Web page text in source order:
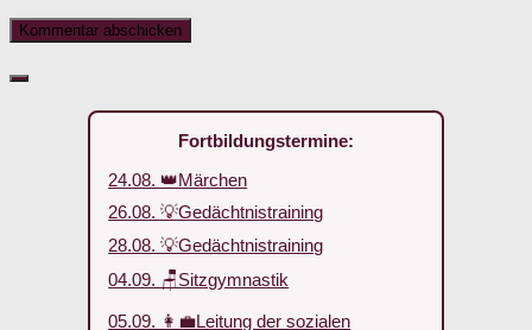
Fortbildungstermine:
24.08. 👑Märchen
26.08. 💡Gedächtnistraining
28.08. 💡Gedächtnistraining
04.09. 🪑Sitzgymnastik
05.09. 👩‍💼Leitung der sozialen